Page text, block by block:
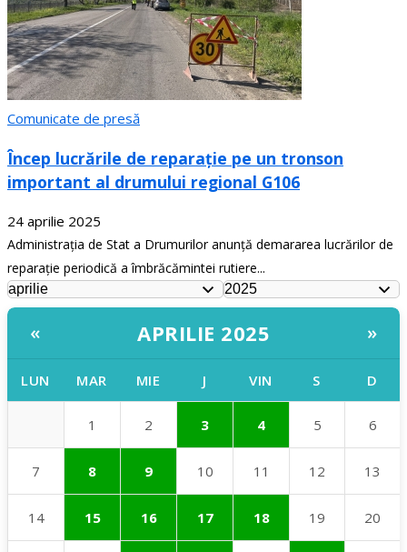
Comunicate de presă
Încep lucrările de reparație pe un tronson
important al drumului regional G106
24 aprilie 2025
Administrația de Stat a Drumurilor anunță demararea lucrărilor de
reparație periodică a îmbrăcămintei rutiere...
« APRILIE 2025 »
LUN MAR MIE J VIN S D
1 2 3 4 5 6
7 8 9 10 11 12 13
14 15 16 17 18 19 20